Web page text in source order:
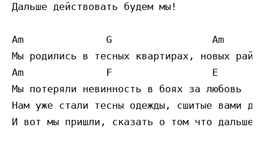
Дальше действовать будем мы!
Am              G                 Am
Мы родились в тесных квартирах, новых
Am              F                 E
Мы потеряли невинность в боях за любовь
Нам уже стали тесны одежды, сшитые вами
И вот мы пришли, сказать о том что